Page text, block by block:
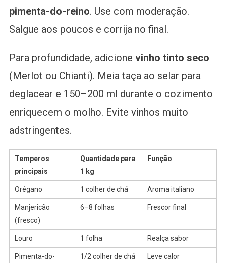
pimenta-do-reino. Use com moderação.
Salgue aos poucos e corrija no final.
Para profundidade, adicione vinho tinto seco
(Merlot ou Chianti). Meia taça ao selar para
deglacear e 150–200 ml durante o cozimento
enriquecem o molho. Evite vinhos muito
adstringentes.
Temperos
principais
Quantidade para
1 kg
Função
Orégano 1 colher de chá Aroma italiano
Manjericão
(fresco)
6–8 folhas Frescor final
Louro 1 folha Realça sabor
Pimenta-do-
1/2 colher de chá Leve calor